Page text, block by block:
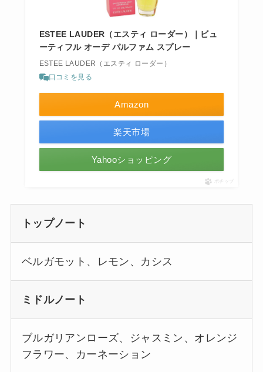
ESTEE LAUDER（エスティ ローダー）｜ビュ
ーティフル オーデ パルファム スプレー
ESTEE LAUDER（エスティ ローダー）
口コミを見る
Amazon
楽天市場
Yahooショッピング
ポチップ
トップノート
ベルガモット、レモン、カシス
ミドルノート
ブルガリアンローズ、ジャスミン、オレンジ
フラワー、カーネーション